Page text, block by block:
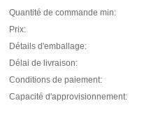
Quantité de commande min:
Prix:
Détails d'emballage:
Délai de livraison:
Conditions de paiement:
Capacité d'approvisionnement: